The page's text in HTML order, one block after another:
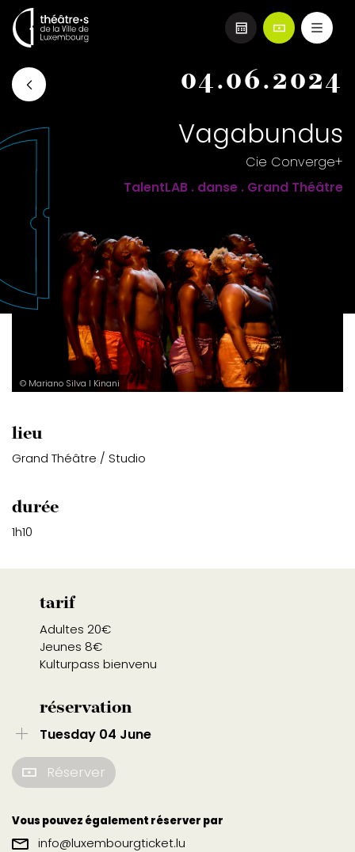
Aller
au
contenu
principal
04.06.2024
Vagabundus
Cie Converge+
TalentLAB . danse . Grand Théâtre
© Mariano Silva l Kinani
lieu
Grand Théâtre / Studio
durée
1h10
tarif
Adultes 20€
Jeunes 8€
Kulturpass bienvenu
réservation
Tuesday 04 June
Réserver
Vous pouvez également réserver par
info@luxembourgticket.lu